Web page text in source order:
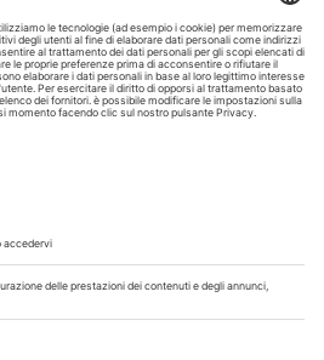
dell’odontoiatra chairside